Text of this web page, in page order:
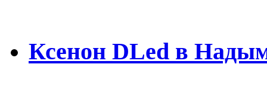
Ксенон DLed в